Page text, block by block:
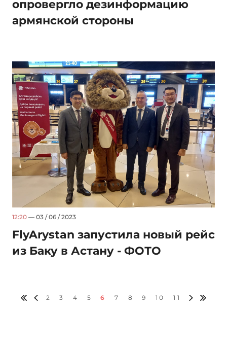
опровергло дезинформацию
армянской стороны
12:20 — 03 / 06 / 2023
FlyArystan запустила новый рейс
из Баку в Астану - ФОТО
2 3 4 5 6 7 8 9 10 11